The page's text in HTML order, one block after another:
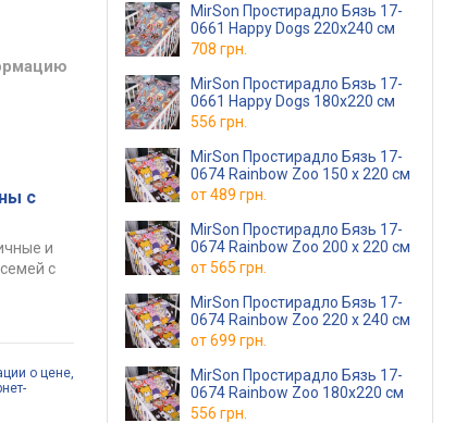
с
и
с
о цене,
MirSon Простирадло Бязь 17-
0661 Happy Dogs 220x240 см
708 грн.
MirSon Простирадло Бязь 17-
0661 Happy Dogs 180x220 см
556 грн.
MirSon Простирадло Бязь 17-
0674 Rainbow Zoo 150 х 220 см
от489 грн.
MirSon Простирадло Бязь 17-
0674 Rainbow Zoo 200 х 220 см
от565 грн.
MirSon Простирадло Бязь 17-
0674 Rainbow Zoo 220 х 240 см
от699 грн.
MirSon Простирадло Бязь 17-
0674 Rainbow Zoo 180x220 см
556 грн.